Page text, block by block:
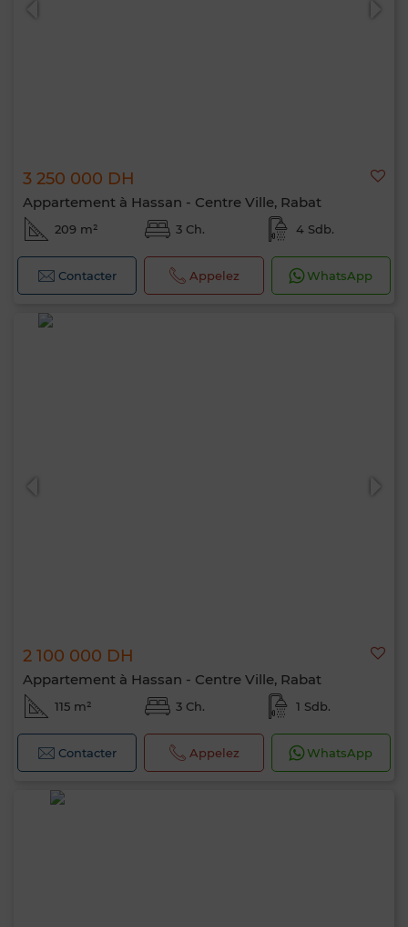
3 250 000 DH
Appartement à Hassan - Centre Ville, Rabat
209 m² 3 Ch. 4 Sdb.
Contacter Appelez WhatsApp
2 100 000 DH
Appartement à Hassan - Centre Ville, Rabat
115 m² 3 Ch. 1 Sdb.
Contacter Appelez WhatsApp